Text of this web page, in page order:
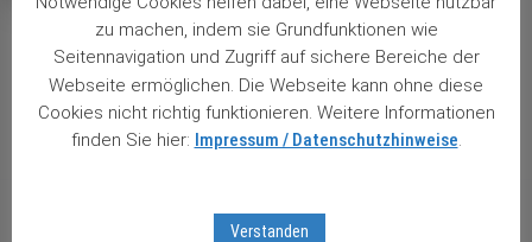
navigation
Eurofins weiter auf Wachstumskurs
L’Oréal expandiert weiter
zu machen, indem sie Grundfunktionen wie
Seitennavigation und Zugriff auf sichere Bereiche der
Webseite ermöglichen. Die Webseite kann ohne diese
Cookies nicht richtig funktionieren. Weitere Informationen
finden Sie hier: Impressum / Datenschutzhinweise
Verstanden